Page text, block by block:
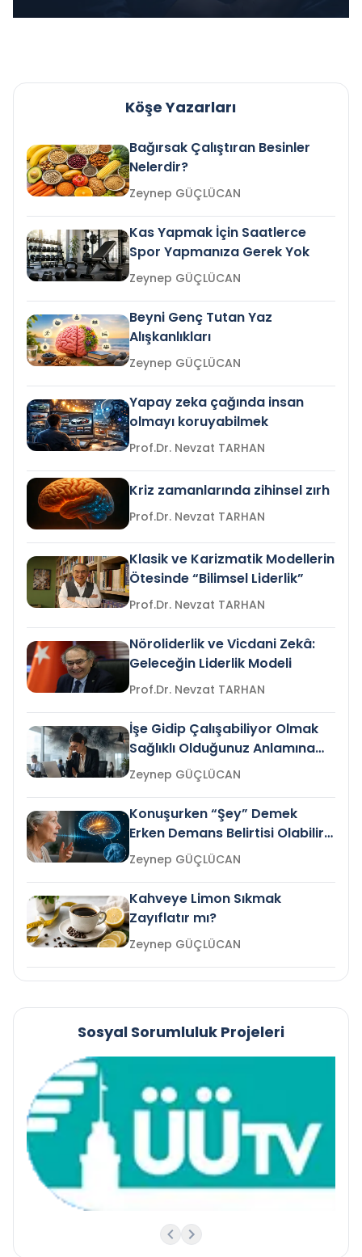
Köşe Yazarları
Bağırsak Çalıştıran Besinler
Nelerdir?
Zeynep GÜÇLÜCAN
Kas Yapmak İçin Saatlerce
Spor Yapmanıza Gerek Yok
Zeynep GÜÇLÜCAN
Beyni Genç Tutan Yaz
Alışkanlıkları
Zeynep GÜÇLÜCAN
Yapay zeka çağında insan
olmayı koruyabilmek
Prof.Dr. Nevzat TARHAN
Kriz zamanlarında zihinsel zırh
Prof.Dr. Nevzat TARHAN
Klasik ve Karizmatik Modellerin
Ötesinde “Bilimsel Liderlik”
Prof.Dr. Nevzat TARHAN
Nöroliderlik ve Vicdani Zekâ:
Geleceğin Liderlik Modeli
Prof.Dr. Nevzat TARHAN
İşe Gidip Çalışabiliyor Olmak
Sağlıklı Olduğunuz Anlamına
Gelir mi?Zeynep GÜÇLÜCAN
Konuşurken “Şey” Demek
Erken Demans Belirtisi Olabilir
mi?
Zeynep GÜÇLÜCAN
Kahveye Limon Sıkmak
Zayıflatır mı?
Zeynep GÜÇLÜCAN
Sosyal Sorumluluk Projeleri